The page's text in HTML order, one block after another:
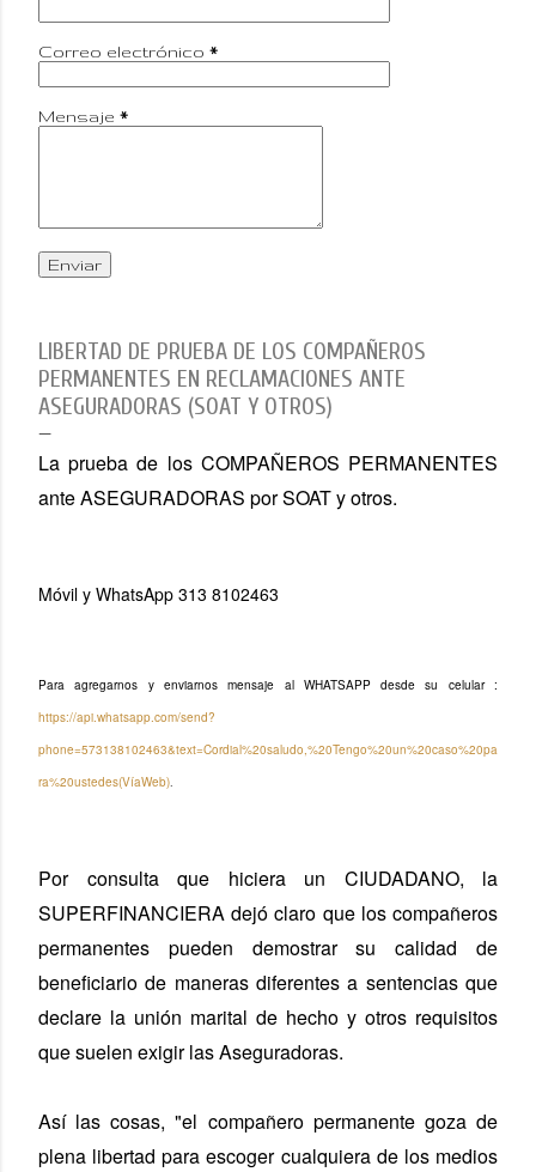
Correo electrónico *
Mensaje *
LIBERTAD DE PRUEBA DE LOS COMPAÑEROS
PERMANENTES EN RECLAMACIONES ANTE
ASEGURADORAS (SOAT Y OTROS)
La prueba de los COMPAÑEROS PERMANENTES
ante ASEGURADORAS por SOAT y otros.
Móvil y WhatsApp 313 8102463
Para agregarnos y enviarnos mensaje al WHATSAPP desde su celular :
https://api.whatsapp.com/send?
phone=573138102463&text=Cordial%20saludo,%20Tengo%20un%20caso%20pa
ra%20ustedes(VíaWeb)
Por consulta que hiciera un CIUDADANO, la
SUPERFINANCIERA dejó claro que los compañeros
permanentes pueden demostrar su calidad de
beneficiario de maneras diferentes a sentencias que
declare la unión marital de hecho y otros requisitos
que suelen exigir las Aseguradoras.
Así las cosas, "el compañero permanente goza de
plena libertad para escoger cualquiera de los medios